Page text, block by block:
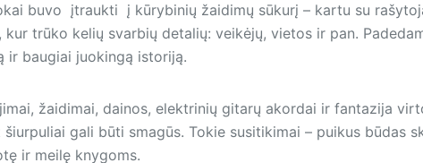
buvo įtraukti į kūrybinių žaidimų sūkurį – kartu su
kur trūko kelių svarbių detalių: veikėjų, vietos ir pan.
ir baugiai juokingą istoriją.
žaidimai, dai­nos, elektrinių gitarų akordai ir fantazija
šiurpuliai gali būti smagūs. Tokie susitikimai – puikus būdas
ir meilę knygoms.